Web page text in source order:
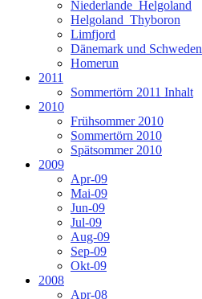
Niederlande_Helgoland
Helgoland_Thyboron
Limfjord
Dänemark und Schweden
Homerun
2011
Sommertörn 2011 Inhalt
2010
Frühsommer 2010
Sommertörn 2010
Spätsommer 2010
2009
Apr-09
Mai-09
Jun-09
Jul-09
Aug-09
Sep-09
Okt-09
2008
Apr-08